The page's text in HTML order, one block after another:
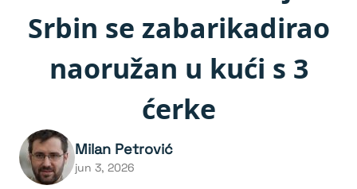
Srbin se zabarikadirao
naoružan u kući s 3
ćerke
Milan Petrović
jun 3, 2026